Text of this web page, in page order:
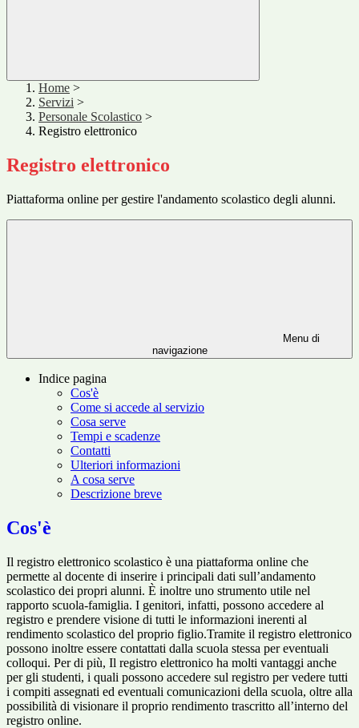
Home >
Servizi >
Personale Scolastico >
Registro elettronico
Registro elettronico
Piattaforma online per gestire l'andamento scolastico degli alunni.
Menu di
navigazione
Indice pagina
Cos'è
Come si accede al servizio
Cosa serve
Tempi e scadenze
Contatti
Ulteriori informazioni
A cosa serve
Descrizione breve
Cos'è
Il registro elettronico scolastico è una piattaforma online che
permette al docente di inserire i principali dati sull’andamento
scolastico dei propri alunni. È inoltre uno strumento utile nel
rapporto scuola-famiglia. I genitori, infatti, possono accedere al
registro e prendere visione di tutti le informazioni inerenti al
rendimento scolastico del proprio figlio.Tramite il registro elettronico
possono inoltre essere contattati dalla scuola stessa per eventuali
colloqui. Per di più, Il registro elettronico ha molti vantaggi anche
per gli studenti, i quali possono accedere sul registro per vedere tutti
i compiti assegnati ed eventuali comunicazioni della scuola, oltre alla
possibilità di visionare il proprio rendimento trascritto all’interno del
registro online.